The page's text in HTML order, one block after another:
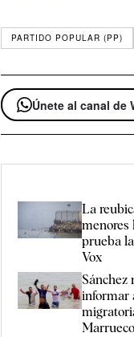
PARTIDO POPULAR (PP)
Únete al canal de
La
menores
prueba
Vox
Sánchez
informar